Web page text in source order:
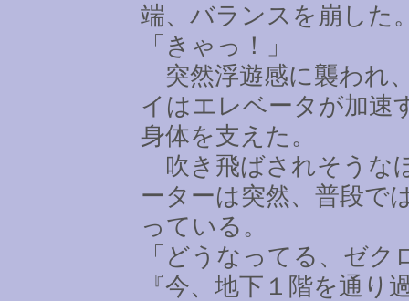
端、バランスを崩した
「きゃっ！」
突然浮遊感に襲われ
イはエレベータが加速
身体を支えた。
吹き飛ばされそうな
ーターは突然、普段で
っている。
「どうなってる、ゼク
『今、地下１階を通